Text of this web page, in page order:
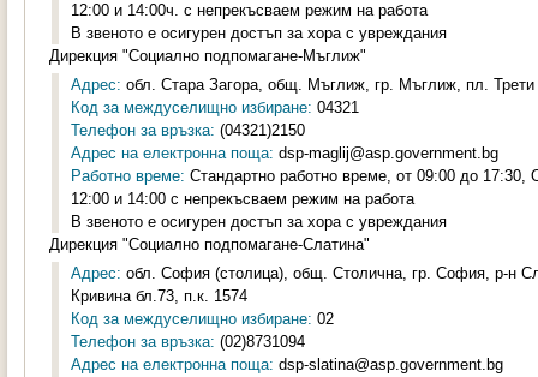
12:00 и 14:00ч. с непрекъсваем режим на работа
В звеното е осигурен достъп за хора с увреждания
Дирекция "Социално подпомагане-Мъглиж"
Адрес: обл. Стара Загора, общ. Мъглиж, гр. Мъглиж, пл.
Код за междуселищно избиране: 04321
Телефон за връзка: (04321)2150
Адрес на електронна поща: dsp-maglij@asp.government.bg
Работно време: Стандартно работно време, от 09:00 до
12:00 и 14:00 с непрекъсваем режим на работа
В звеното е осигурен достъп за хора с увреждания
Дирекция "Социално подпомагане-Слатина"
Адрес: обл. София (столица), общ. Столична, гр. София, р-н
Кривина бл.73, п.к. 1574
Код за междуселищно избиране: 02
Телефон за връзка: (02)8731094
Адрес на електронна поща: dsp-slatina@asp.government.bg